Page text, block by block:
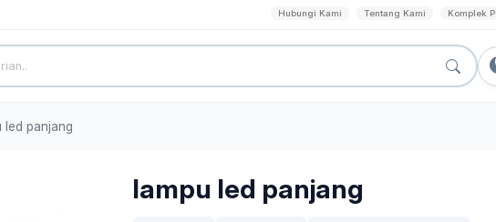
Hubungi Kami Tentang Kami Komplek
led panjang
lampu led panjang